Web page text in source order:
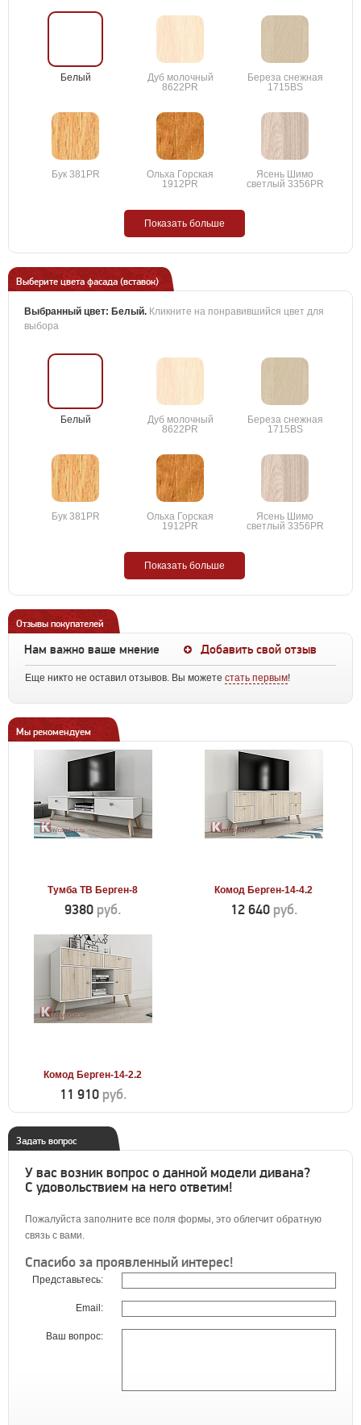
Белый
Дуб молочный
8622PR
Береза снежная
1715BS
Бук 381PR
Ольха Горская
1912PR
Ясень Шимо
светлый 3356PR
Показать больше
Выберите цвета фасада (вставок)
Выбранный цвет: Белый. Кликните на понравившийся цвет для
выбора
Белый
Дуб молочный
8622PR
Береза снежная
1715BS
Бук 381PR
Ольха Горская
1912PR
Ясень Шимо
светлый 3356PR
Показать больше
Отзывы покупателей
Нам важно ваше мнение Добавить свой отзыв
Еще никто не оставил отзывов. Вы можете стать первым!
Мы рекомендуем
Тумба ТВ Берген-8
9380 руб.
Комод Берген-14-4.2
12 640 руб.
Комод Берген-14-2.2
11 910 руб.
Задать вопрос
У вас возник вопрос о данной модели дивана?
С удовольствием на него ответим!
Пожалуйста заполните все поля формы, это облегчит обратную
связь с вами.
Спасибо за проявленный интерес!
Представьтесь:
Email:
Ваш вопрос: